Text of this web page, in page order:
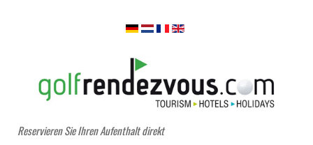
Reservieren Sie Ihren Aufenthalt direkt